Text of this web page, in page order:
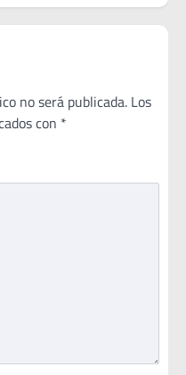
no será publicada. Los
con *